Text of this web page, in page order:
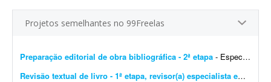
Projetos semelhantes no 99Freelas
Preparação editorial de obra bibliográfica - 2ª etapa - Especializado em obras bibliográficas. Importante! Serão aceitas apenas propostas de profissionais com formação ou experiência comprovada em preparaç&atil...
Revisão textual de livro - 1ª etapa, revisor(a) especialista em Português